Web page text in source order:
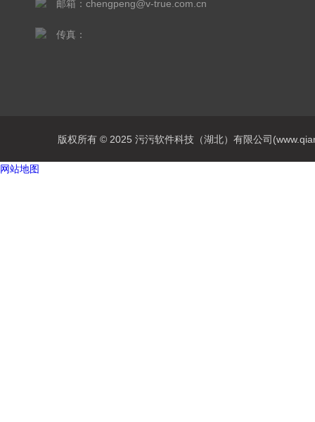
邮箱：chengpeng@v-true.com.cn
传真：
版权所有 © 2025 污污软件科技（湖北）有限公司
网站地图